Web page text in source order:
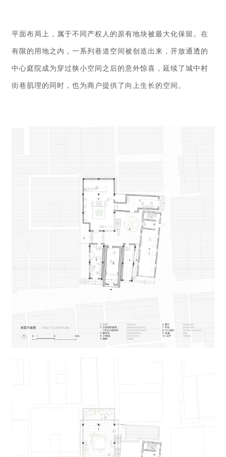
平面布局上，属于不同产权人的原有地块被最大化保留。在
有限的用地之内，一系列巷道空间被创造出来，开放通透的
中心庭院成为穿过狭小空间之后的意外惊喜，延续了城中村
街巷肌理的同时，也为商户提供了向上生长的空间。